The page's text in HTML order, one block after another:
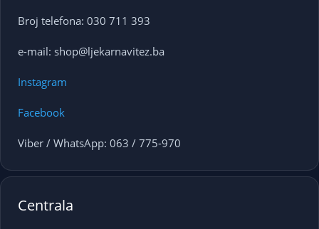
Broj telefona: 030 711 393
e-mail: shop@ljekarnavitez.ba
Instagram
Facebook
Viber / WhatsApp: 063 / 775-970
Centrala